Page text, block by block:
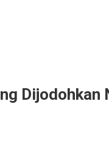
Dijodohkan